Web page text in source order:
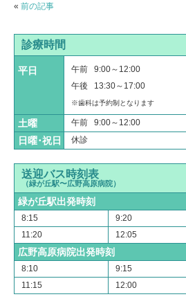
診療時間
平日
午前 9:00～12:00
午後 13:30～17:00
※歯科は予約制となります
土曜 午前 9:00～12:00
日曜･祝日 休診
送迎バス時刻表
（緑が丘駅〜広野高原病院）
緑が丘駅出発時刻
8:15 9:20
11:20
12:05
広野高原病院出発時刻
8:10 9:15
11:15
12:00
« 前の記事